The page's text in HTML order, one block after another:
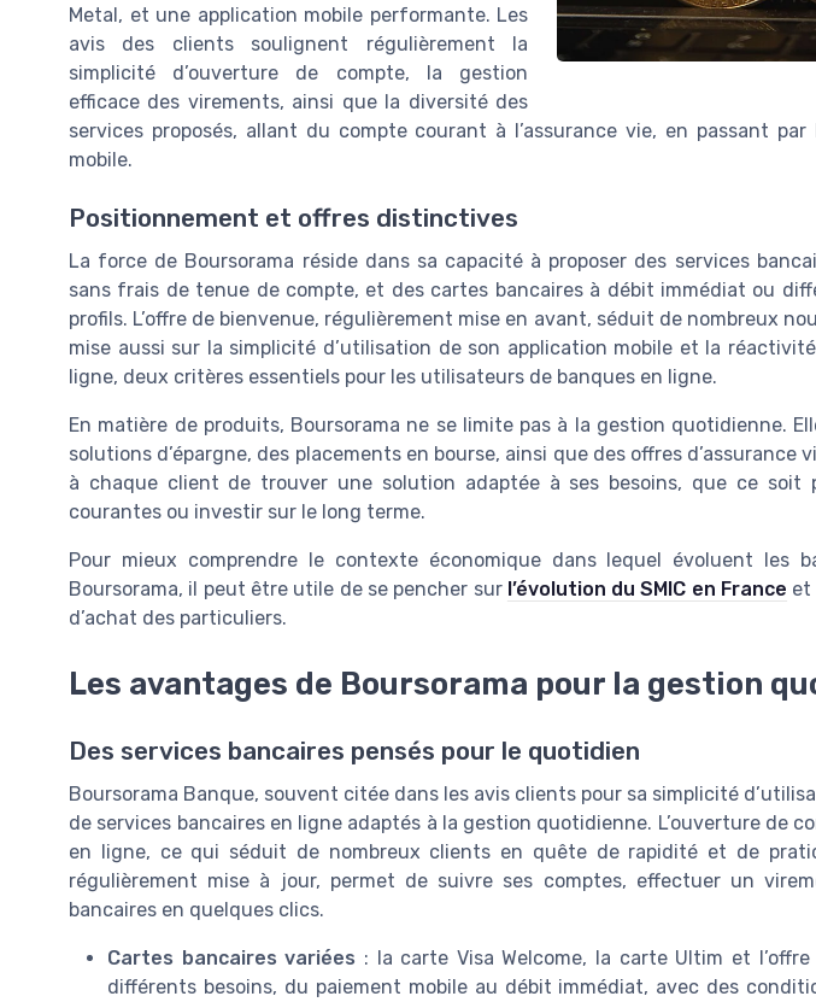
Metal, et une application mobile performante. Les
avis des clients soulignent régulièrement la
simplicité d’ouverture de compte, la gestion
efficace des virements, ainsi que la diversité des
services proposés, allant du compte courant à l’assurance vie, en passant
mobile.
Positionnement et offres distinctives
La force de Boursorama réside dans sa capacité à proposer des services
sans frais de tenue de compte, et des cartes bancaires à débit immédiat ou
profils. L’offre de bienvenue, régulièrement mise en avant, séduit de nombreux
mise aussi sur la simplicité d’utilisation de son application mobile et la
ligne, deux critères essentiels pour les utilisateurs de banques en ligne.
En matière de produits, Boursorama ne se limite pas à la gestion quotidienne.
solutions d’épargne, des placements en bourse, ainsi que des offres d’assurance
à chaque client de trouver une solution adaptée à ses besoins, que ce soit
courantes ou investir sur le long terme.
Pour mieux comprendre le contexte économique dans lequel évoluent les
Boursorama, il peut être utile de se pencher sur l’évolution du SMIC en France et
d’achat des particuliers.
Les avantages de Boursorama pour la gestion
Des services bancaires pensés pour le quotidien
Boursorama Banque, souvent citée dans les avis clients pour sa simplicité
de services bancaires en ligne adaptés à la gestion quotidienne. L’ouverture de
en ligne, ce qui séduit de nombreux clients en quête de rapidité et de
régulièrement mise à jour, permet de suivre ses comptes, effectuer un
bancaires en quelques clics.
Cartes bancaires variées : la carte Visa Welcome, la carte Ultim et
différents besoins, du paiement mobile au débit immédiat, avec des